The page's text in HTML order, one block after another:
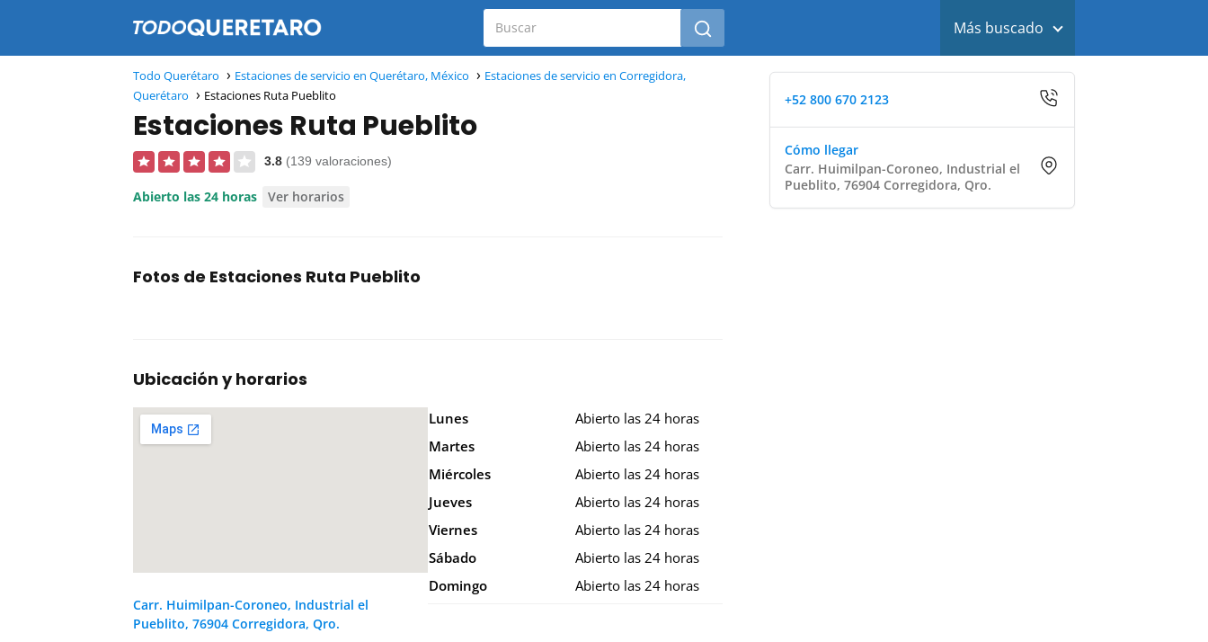
Más buscado
Todo Querétaro Estaciones de servicio en Querétaro, México
Estaciones de servicio en Corregidora,
Querétaro
Estaciones Ruta Pueblito
Estaciones Ruta Pueblito
3.8 (139 valoraciones)
Abierto las 24 horas Ver horarios
Fotos de Estaciones Ruta Pueblito
Ubicación y horarios
Carr. Huimilpan-Coroneo, Industrial el
Pueblito, 76904 Corregidora, Qro.
Lunes
Abierto las 24 horas
Martes
Abierto las 24 horas
Miércoles
Abierto las 24 horas
Jueves
Abierto las 24 horas
Viernes
Abierto las 24 horas
Sábado
Abierto las 24 horas
Domingo
Abierto las 24 horas
+52 800 670 2123
Cómo llegar
Carr. Huimilpan-Coroneo, Industrial el
Pueblito, 76904 Corregidora, Qro.